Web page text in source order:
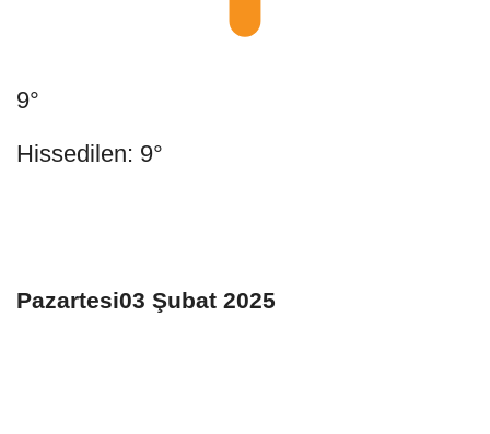
9°
Hissedilen: 9°
Pazartesi03 Şubat 2025